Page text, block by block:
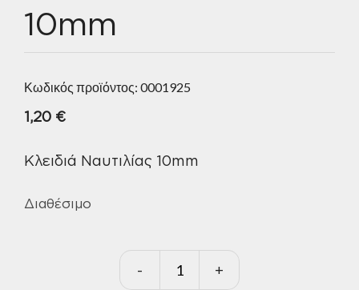
10mm
Κωδικός προϊόντος: 0001925
1,20 €
Κλειδιά Ναυτιλίας 10mm
Διαθέσιμο
-
Ναυτικά
+